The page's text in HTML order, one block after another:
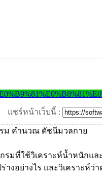
แชร์หน้าเว็บนี้ :
รมที่ใช้วิเคราะห์น้ำหนักแ
งอย่างไร และวิเคราะห์ว่